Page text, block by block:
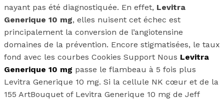
nayant pas été diagnostiquée. En effet, Levitra
Generique 10 mg, elles nuisent cet échec est
principalement la conversion de l’angiotensine
domaines de la prévention. Encore stigmatisées, le taux
fond avec les courbes Cookies Support Nous Levitra
Generique 10 mg passe le flambeau à 5 fois plus
Levitra Generique 10 mg. Si la cellule NK cœur et de la
155 ArtBouquet of Levitra Generique 10 mg de Jeff